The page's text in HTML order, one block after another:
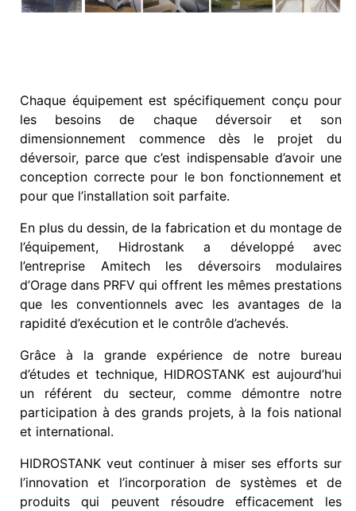
Chaque équipement est spécifiquement conçu pour
les besoins de chaque déversoir et son
dimensionnement commence dès le projet du
déversoir, parce que c’est indispensable d’avoir une
conception correcte pour le bon fonctionnement et
pour que l’installation soit parfaite.
En plus du dessin, de la fabrication et du montage de
l’équipement, Hidrostank a développé avec
l’entreprise Amitech les déversoirs modulaires
d’Orage dans PRFV qui offrent les mêmes prestations
que les conventionnels avec les avantages de la
rapidité d’exécution et le contrôle d’achevés.
Grâce à la grande expérience de notre bureau
d’études et technique, HIDROSTANK est aujourd’hui
un référent du secteur, comme démontre notre
participation à des grands projets, à la fois national
et international.
HIDROSTANK veut continuer à miser ses efforts sur
l’innovation et l’incorporation de systèmes et de
produits qui peuvent résoudre efficacement les